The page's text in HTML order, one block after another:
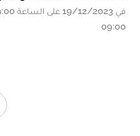
09:00